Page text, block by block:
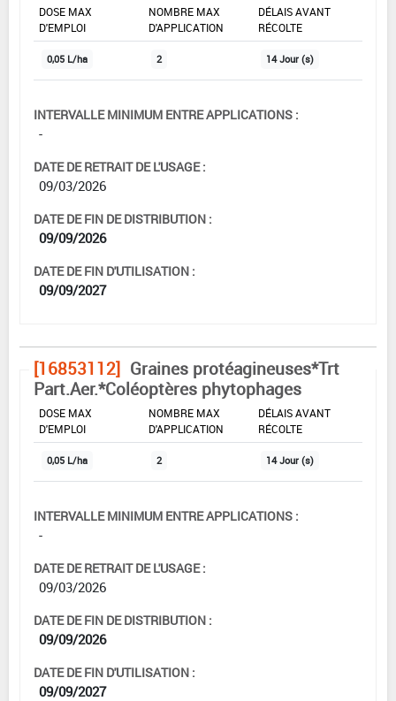
DOSE MAX
D'EMPLOI
NOMBRE MAX
D'APPLICATION
DÉLAIS AVANT
RÉCOLTE
0,05 L/ha 2 14 Jour (s)
INTERVALLE MINIMUM ENTRE APPLICATIONS :
-
DATE DE RETRAIT DE L'USAGE :
09/03/2026
DATE DE FIN DE DISTRIBUTION :
09/09/2026
DATE DE FIN D'UTILISATION :
09/09/2027
[16853112] Graines protéagineuses*Trt
Part.Aer.*Coléoptères phytophages
DOSE MAX
D'EMPLOI
NOMBRE MAX
D'APPLICATION
DÉLAIS AVANT
RÉCOLTE
0,05 L/ha 2 14 Jour (s)
INTERVALLE MINIMUM ENTRE APPLICATIONS :
-
DATE DE RETRAIT DE L'USAGE :
09/03/2026
DATE DE FIN DE DISTRIBUTION :
09/09/2026
DATE DE FIN D'UTILISATION :
09/09/2027